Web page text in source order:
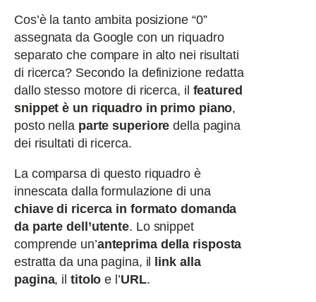
Cos’è la tanto ambita posizione “0”
assegnata da Google con un riquadro
separato che compare in alto nei risultati
di ricerca? Secondo la definizione redatta
dallo stesso motore di ricerca, il featured
snippet è un riquadro in primo piano,
posto nella parte superioredella pagina
dei risultati di ricerca.
La comparsa di questo riquadro è
innescata dalla formulazione di una
chiave di ricerca in formato domanda
da parte dell’utente. Lo snippet
comprende un’anteprima della risposta
estratta da una pagina, il
link alla
pagina, il titolo e l’URL.